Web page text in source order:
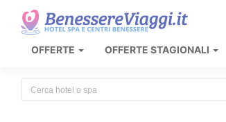
OFFERTE OFFERTE STAGIONALI